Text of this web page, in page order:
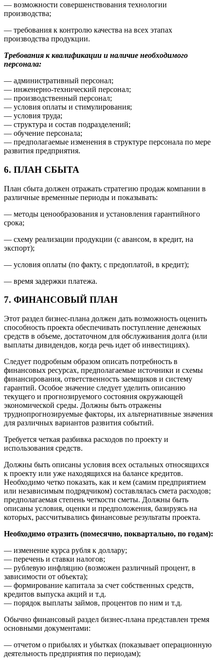
— возможности совершенствования технологии
производства;
— требования к контролю качества на всех этапах
производства продукции.
Требования к квалификации и наличие необходимого
персонала:
— административный персонал;
— инженерно-технический персонал;
— производственный персонал;
— условия оплаты и стимулирования;
— условия труда;
— структура и состав подразделений;
— обучение персонала;
— предполагаемые изменения в структуре персонала по мере
развития предприятия.
6. ПЛАН СБЫТА
План сбыта должен отражать стратегию продаж компании в
различные временные периоды и показывать:
— методы ценообразования и установления гарантийного
срока;
— схему реализации продукции (с авансом, в кредит, на
экспорт);
— условия оплаты (по факту, с предоплатой, в кредит);
— время задержки платежа.
7. ФИНАНСОВЫЙ ПЛАН
Этот раздел бизнес-плана должен дать возможность оценить
способность проекта обеспечивать поступление денежных
средств в объеме, достаточном для обслуживания долга (или
выплаты дивидендов, когда речь идет об инвестициях).
Следует подробным образом описать потребность в
финансовых ресурсах, предполагаемые источники и схемы
финансирования, ответственность заемщиков и систему
гарантий. Особое значение следует уделить описанию
текущего и прогнозируемого состояния окружающей
экономической среды. Должны быть отражены
труднопрогнозируемые факторы, их альтернативные значения
для различных вариантов развития событий.
Требуется четкая разбивка расходов по проекту и
использования средств.
Должны быть описаны условия всех остальных относящихся
к проекту или уже находящихся на балансе кредитов.
Необходимо четко показать, как и кем (самим предприятием
или независимым подрядчиком) составлялась смета расходов;
предполагаемая степень четкости сметы. Должны быть
описаны условия, оценки и предположения, базируясь на
которых, рассчитывались финансовые результаты проекта.
Необходимо отразить (помесячно, поквартально, по годам):
— изменение курса рубля к доллару;
— перечень и ставки налогов;
— рублевую инфляцию (возможен различный процент, в
зависимости от объекта);
— формирование капитала за счет собственных средств,
кредитов выпуска акций и т.д.
— порядок выплаты займов, процентов по ним и т.д.
Обычно финансовый раздел бизнес-плана представлен тремя
основными документами:
— отчетом о прибылях и убытках (показывает операционную
деятельность предприятия по периодам);